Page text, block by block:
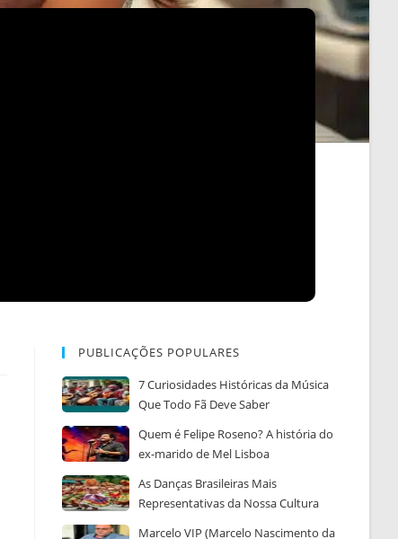
PUBLICAÇÕES POPULARES
7 Curiosidades Históricas da Música
Que Todo Fã Deve Saber
Quem é Felipe Roseno? A história do
ex-marido de Mel Lisboa
As Danças Brasileiras Mais
Representativas da Nossa Cultura
Marcelo VIP (Marcelo Nascimento da